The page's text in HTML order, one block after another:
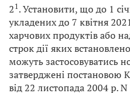
21. Установити, що до 1
укладених до 7 квітня
харчових продуктів або
строк дії яких
можуть застосовуватись
затверджені постановою
від 22 листопада 2004 р.